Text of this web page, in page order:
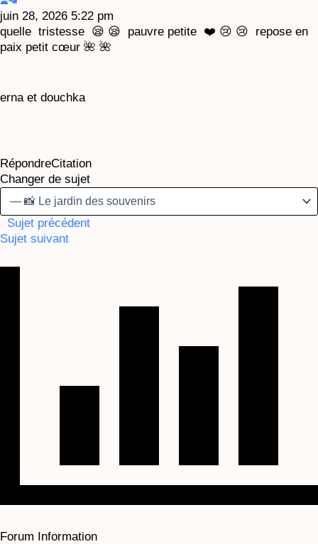
juin 28, 2026 5:22 pm
quelle tristesse 😪 😪 pauvre petite ❤️ 😢 😢 repose en
paix petit cœur 🌺 🌺
erna et douchka
RépondreCitation
Changer de sujet
Sujet précédent
Sujet suivant
Forum Information